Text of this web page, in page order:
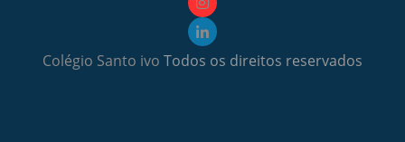
Colégio Santo ivo Todos os direitos reservados